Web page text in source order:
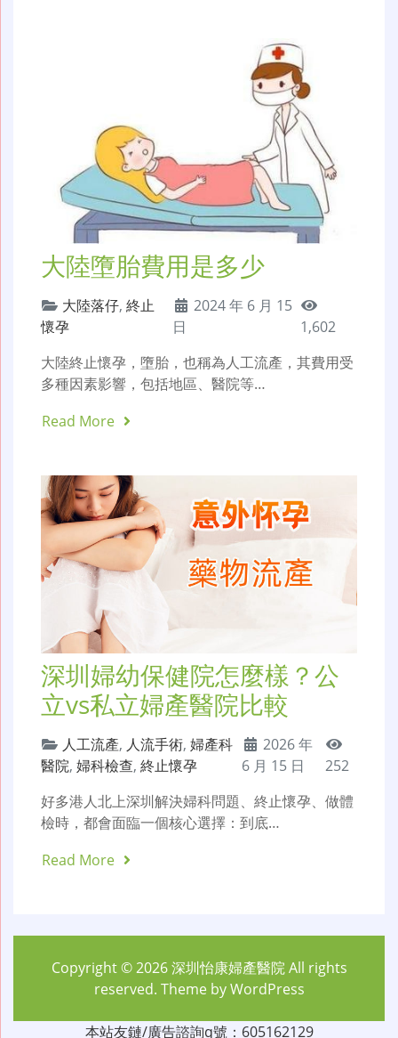
大陸墮胎費用是多少
大陸落仔, 終止
懷孕
2024 年 6 月 15
日
1,602
大陸終止懷孕，墮胎，也稱為人工流產，其費用受
多種因素影響，包括地區、醫院等…
Read More
深圳婦幼保健院怎麼樣？公
立vs私立婦產醫院比較
人工流產, 人流手術, 婦產科
醫院, 婦科檢查, 終止懷孕
2026 年
6 月 15 日
252
好多港人北上深圳解決婦科問題、終止懷孕、做體
檢時，都會面臨一個核心選擇：到底…
Read More
Copyright © 2026深圳怡康婦產醫院All rights
reserved. Theme byWordPress
本站友鏈/廣告諮詢q號：605162129